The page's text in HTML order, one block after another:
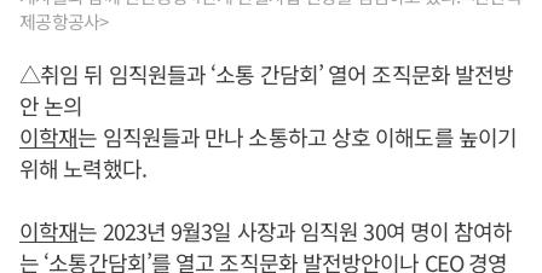
제공항공사>
△취임 뒤 임직원들과 ‘소통 간담회’ 열어 조직문화 발전방
안 논의
이학재는 임직원들과 만나 소통하고 상호 이해도를 높이기
위해 노력했다.
이학재는 2023년 9월3일 사장과 임직원 30여 명이 참여하
는 ‘소통간담회’를 열고 조직문화 발전방안이나 CEO 경영